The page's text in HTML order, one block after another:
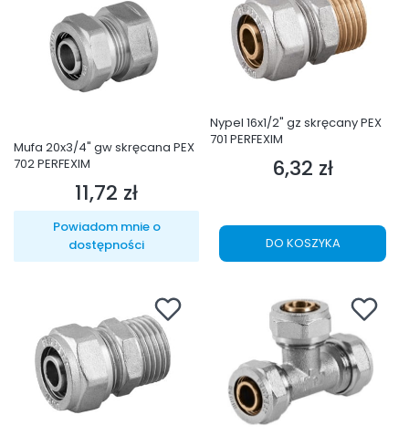
Mufa 20x3/4" gw skręcana PEX
702 PERFEXIM
Cena
11,72 zł
Powiadom mnie o
dostępności
Nypel 16x1/2" gz skręcany PEX
701 PERFEXIM
Cena
6,32 zł
DO KOSZYKA